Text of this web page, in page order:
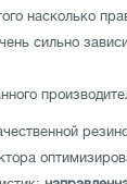
насколько
сильно